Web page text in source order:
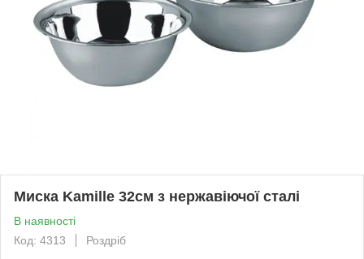
Миска Kamille 32см з нержавіючої сталі
В наявності
Код: 4313
Роздріб